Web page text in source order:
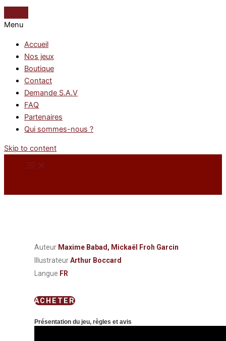
Menu
Accueil
Nos jeux
Boutique
Contact
Demande S.A.V
FAQ
Partenaires
Qui sommes-nous ?
Skip to content
Auteur Maxime Babad, Mickaël Froh Garcin
IllustrateurArthur Boccard
Langue FR
ACHETER
Présentation du jeu, règles et avis